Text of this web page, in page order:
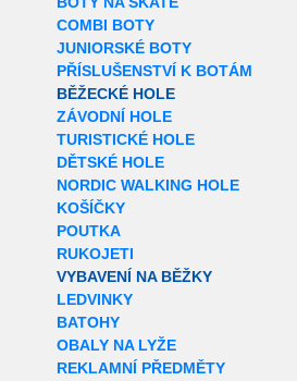
COMBI BOTY
JUNIORSKÉ BOTY
PŘÍSLUŠENSTVÍ K BOTÁM
BĚŽECKÉ HOLE
ZÁVODNÍ HOLE
TURISTICKÉ HOLE
DĚTSKÉ HOLE
NORDIC WALKING HOLE
KOŠÍČKY
POUTKA
RUKOJETI
VYBAVENÍ NA BĚŽKY
LEDVINKY
BATOHY
OBALY NA LYŽE
REKLAMNÍ PŘEDMĚTY